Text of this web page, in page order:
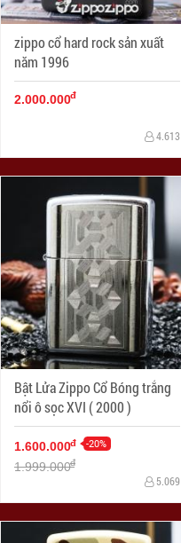
zippo cổ hard rock sản xuất
năm 1996
2.000.000đ
4.613
Bật Lửa Zippo Cổ Bóng trắng
nổi ô sọc XVI ( 2000 )
1.600.000đ -20%
1.999.000đ
5.069